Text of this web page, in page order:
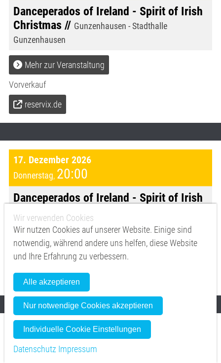
Danceperados of Ireland - Spirit of Irish
Christmas // Gunzenhausen - Stadthalle
Gunzenhausen
Mehr zur Veranstaltung
Vorverkauf
reservix.de
17. Dezember 2026
Donnerstag, 20:00
Danceperados of Ireland - Spirit of Irish
Christmas //
Friedrichshafen - Graf-Zeppelin-Haus
Mehr zur Veranstaltung
Vorverkauf
reservix.de
18. Dezember 2026
Freitag,20:00
Wir verwenden Cookies
Wir nutzen Cookies auf unserer Website. Einige sind
notwendig, während andere uns helfen, diese Website
und Ihre Erfahrung zu verbessern.
Alle akzeptieren
Nur notwendige Cookies akzeptieren
Individuelle Cookie Einstellungen
Datenschutz Impressum